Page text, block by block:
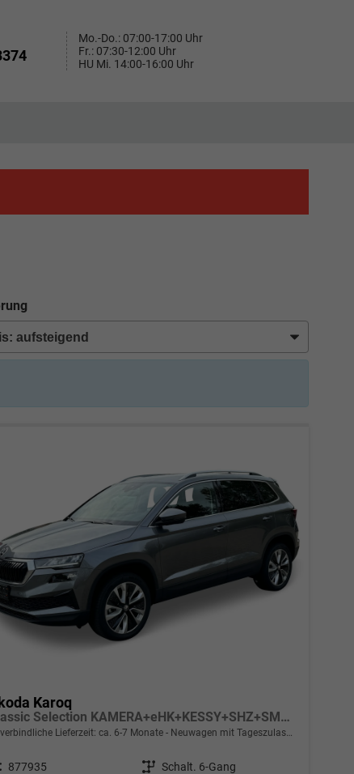
Mo.-Do.: 07:00-17:00 Uhr
Fr.: 07:30-12:00 Uhr
HU Mi. 14:00-16:00 Uhr
Karoq
Classic Selection KAMERA+eHK+KESSY+SHZ+SMARTLINK+LED+16" ALU
Lieferzeit: ca. 6-7 Monate Neuwagen mit Tageszulassung
877935 Getriebe Schalt. 6-Gang